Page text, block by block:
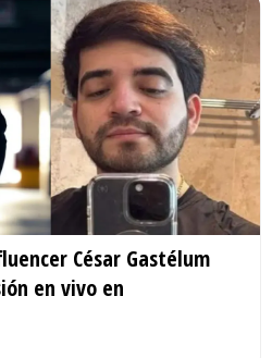
César Gastélum
en vivo en